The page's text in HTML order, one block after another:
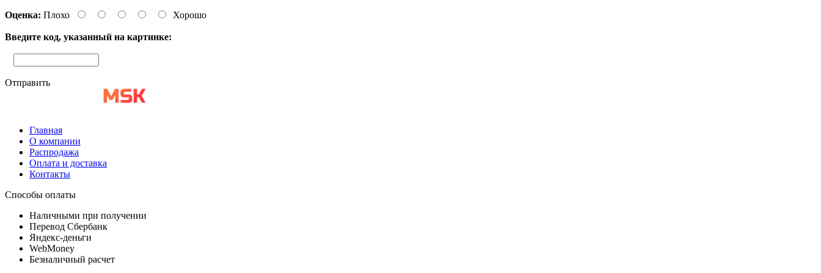
Оценка: Плохо Хорошо
Введите код, указанный на картинке:
Отправить
Главная
О компании
Распродажа
Оплата и доставка
Контакты
Способы оплаты
Наличными при получении
Перевод Сбербанк
Яндекс-деньги
WebMoney
Безналичный расчет